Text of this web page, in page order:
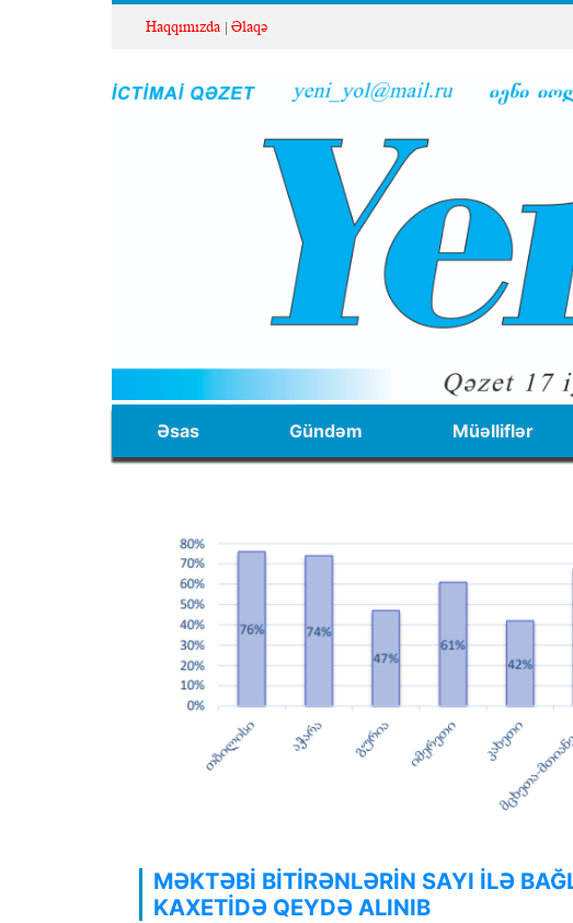
Haqqımızda Əlaqə
Əsas Gündəm Müəlliflər
MƏKTƏBİ BİTİRƏNLƏRİN SAYI İLƏ
KAXETİDƏ QEYDƏ ALINIB